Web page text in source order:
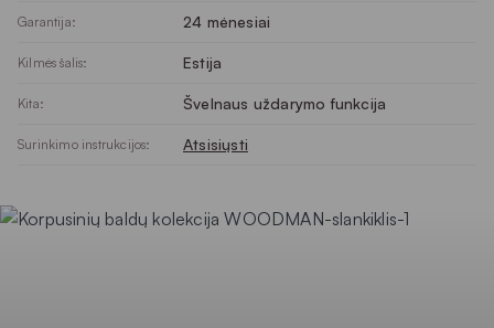
Garantija: 24 mėnesiai
Kilmės šalis: Estija
Kita: Švelnaus uždarymo funkcija
Surinkimo instrukcijos: Atsisiųsti